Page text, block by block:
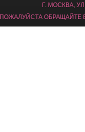
Г. МОСКВА,
ПОЖАЛУЙСТА ОБРАЩАЙТЕ